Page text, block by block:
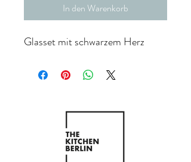
In den Warenkorb
Glasset mit schwarzem Herz